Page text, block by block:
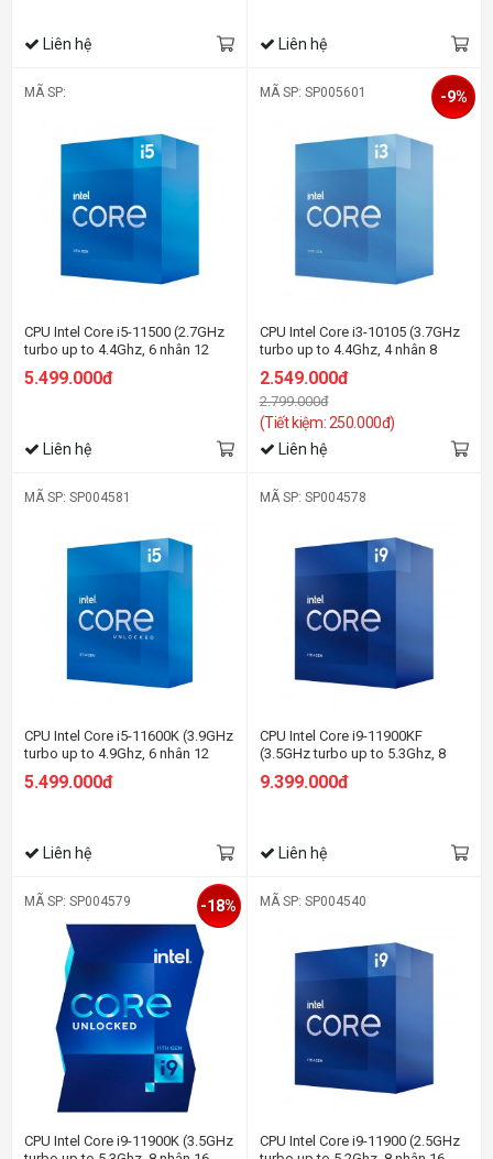
Liên hệ Liên hệ
MÃ SP:
CPU Intel Core i5-11500 (2.7GHz
turbo up to 4.4Ghz, 6 nhân 12
Socket Intel LGA 1200
5.499.000đ
Liên hệ
MÃ SP: SP005601
CPU Intel Core i3-10105 (3.7GHz
turbo up to 4.4Ghz, 4 nhân 8
Intel LGA 1200
2.549.000đ
2.799.000đ
(Tiết kiệm: 250.000đ)
-9%
Liên hệ
MÃ SP: SP004581
CPU Intel Core i5-11600K (3.9GHz
turbo up to 4.9Ghz, 6 nhân 12
luồng, 12MB Cache, 125W)
5.499.000đ
Liên hệ
MÃ SP: SP004578
CPU Intel Core i9-11900KF
(3.5GHz turbo up to 5.3Ghz, 8
nhân 16 luồng, 16MB Cache,
125W)
9.399.000đ
Liên hệ
MÃ SP: SP004579
CPU Intel Core i9-11900K (3.5GHz
-18% MÃ SP: SP004540
CPU Intel Core i9-11900 (2.5GHz